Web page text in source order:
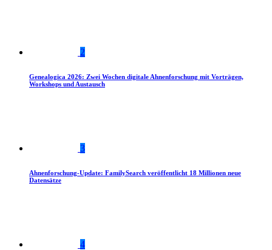
2
Genealogica 2026: Zwei Wochen digitale Ahnenforschung mit Vorträgen,
Workshops und Austausch
3
Ahnenforschung-Update: FamilySearch veröffentlicht 18 Millionen neue
Datensätze
4